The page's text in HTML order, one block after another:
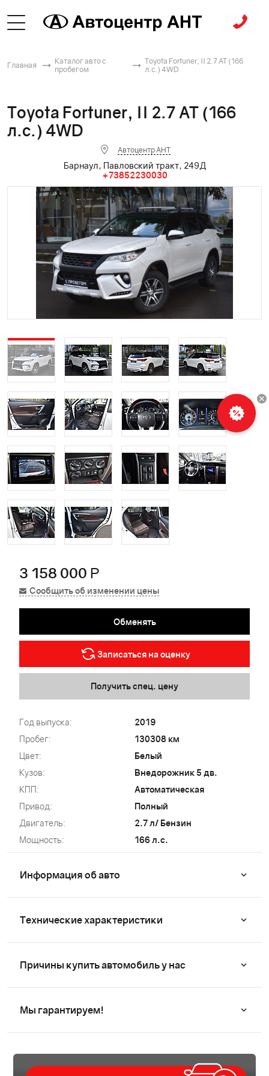
Главная
Каталог авто с
пробегом
Toyota Fortuner, II 2.7 AT (166
л.с.) 4WD
Toyota Fortuner, II 2.7 AT (166
л.с.) 4WD
Автоцентр АНТ
Барнаул, Павловский тракт, 249Д
+73852230030
3 158 000 Р
Сообщить об изменении цены
Обменять
Записаться на оценку
Получить спец. цену
Год выпуска:
2019
Пробег:
130308 км
Цвет:
Белый
Кузов:
Внедорожник 5 дв.
КПП:
Автоматическая
Привод:
Полный
Двигатель:
2.7 л/ Бензин
Мощность:
166 л.с.
Информация об авто
Технические характеристики
Причины купить автомобиль у нас
Мы гарантируем!